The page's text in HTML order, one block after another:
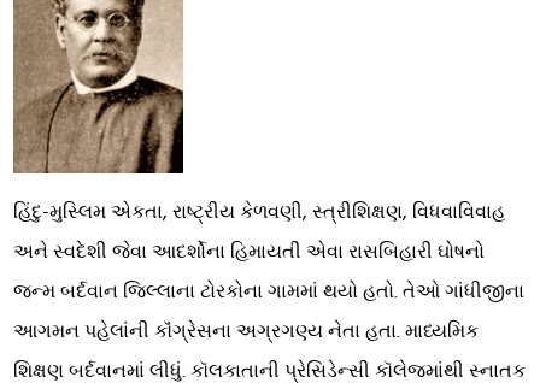
હિંદુ-મુસ્લિમ એકતા, રાષ્ટ્રીય કેળવણી, સ્ત્રીશિક્ષણ, વિધવાવિવાહ
અને સ્વદેશી જેવા આદર્શોના હિમાયતી એવા રાસબિહારી ઘોષનો
જન્મ બર્દવાન જિલ્લાના ટોરકોના ગામમાં થયો હતો. તેઓ ગાંધીજીના
આગમન પહેલાંની કૉંગ્રેસના અગ્રગણ્ય નેતા હતા. માધ્યમિક
શિક્ષણ બર્દવાનમાં લીધું. કૉલકાતાની પ્રેસિડેન્સી કૉલેજમાંથી સ્નાતક